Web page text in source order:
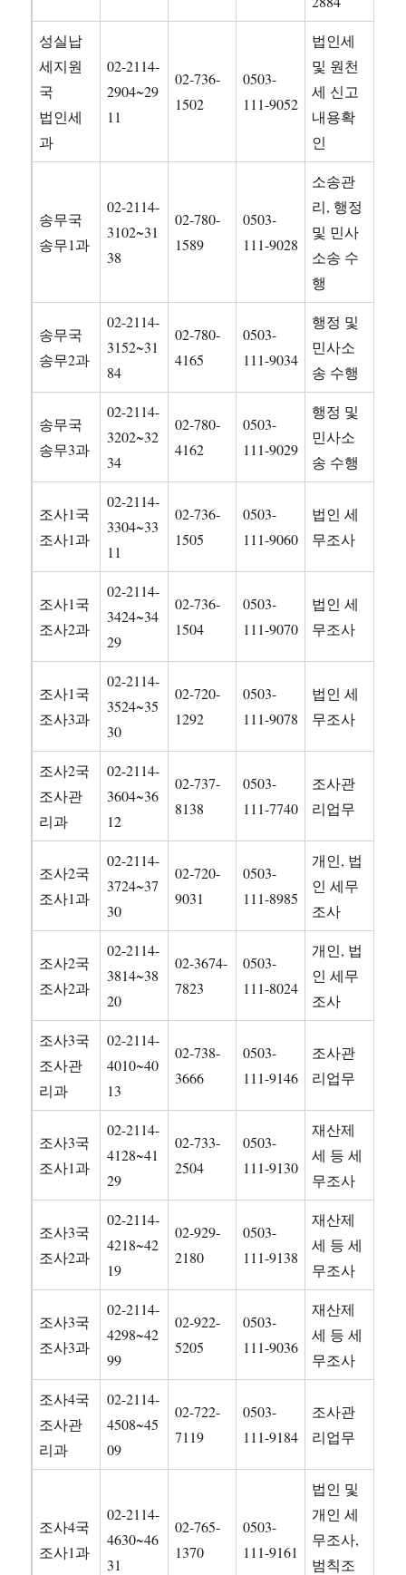
성실납
세지원
국
법인세
과
02-2114-
2904~29
11
02-736-
1502
0503-
111-9052
법인세
및 원천
세 신고
내용확
인
송무국
송무1과
02-2114-
3102~31
38
02-780-
1589
0503-
111-9028
소송관
리, 행정
및 민사
소송 수
행
송무국
송무2과
02-2114-
3152~31
84
02-780-
4165
0503-
111-9034
행정 및
민사소
송 수행
송무국
송무3과
02-2114-
3202~32
34
02-780-
4162
0503-
111-9029
행정 및
민사소
송 수행
조사1국
조사1과
02-2114-
3304~33
11
02-736-
1505
0503-
111-9060
법인 세
무조사
조사1국
조사2과
02-2114-
3424~34
29
02-736-
1504
0503-
111-9070
법인 세
무조사
조사1국
조사3과
02-2114-
3524~35
30
02-720-
1292
0503-
111-9078
법인 세
무조사
조사2국
조사관
리과
02-2114-
3604~36
12
02-737-
8138
0503-
111-7740
조사관
리업무
조사2국
조사1과
02-2114-
3724~37
30
02-720-
9031
0503-
111-8985
개인, 법
인 세무
조사
조사2국
조사2과
02-2114-
3814~38
20
02-3674-
7823
0503-
111-8024
개인, 법
인 세무
조사
조사3국
조사관
리과
02-2114-
4010~40
13
02-738-
3666
0503-
111-9146
조사관
리업무
조사3국
조사1과
02-2114-
4128~41
29
02-733-
2504
0503-
111-9130
재산제
세 등 세
무조사
조사3국
조사2과
02-2114-
4218~42
19
02-929-
2180
0503-
111-9138
재산제
세 등 세
무조사
조사3국
조사3과
02-2114-
4298~42
99
02-922-
5205
0503-
111-9036
재산제
세 등 세
무조사
조사4국
조사관
리과
02-2114-
4508~45
09
02-722-
7119
0503-
111-9184
조사관
리업무
조사4국
조사1과
02-2114-
4630~46
31
02-765-
1370
0503-
111-9161
법인 및
개인 세
무조사,
범칙조